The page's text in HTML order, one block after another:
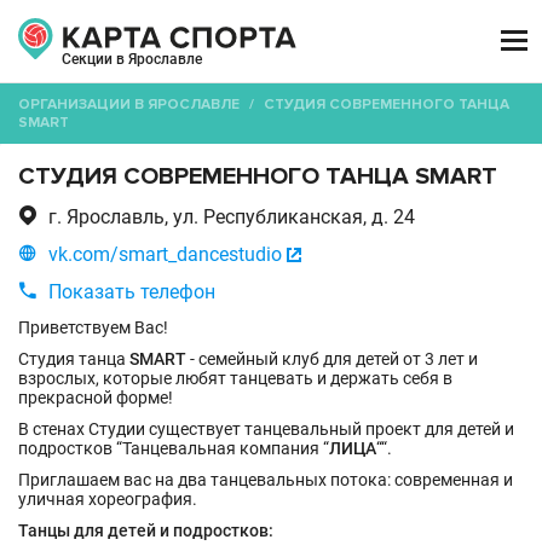
Секции в Ярославле

ОРГАНИЗАЦИИ В ЯРОСЛАВЛЕ / СТУДИЯ СОВРЕМЕННОГО ТАНЦА
SMART
СТУДИЯ СОВРЕМЕННОГО ТАНЦА SMART
 г. Ярославль, ул. Республиканская, д. 24
 vk.com/smart_dancestudio 

Показать телефон
Приветствуем Вас!
Студия танца SMART- семейный клуб для детей от 3 лет и
взрослых, которые любят танцевать и держать себя в
прекрасной форме!
В стенах Студии существует танцевальный проект для детей и
подростков “Танцевальная компания “ЛИЦА““.
Приглашаем вас на два танцевальных потока: современная и
уличная хореография.
Танцы для детей и подростков: